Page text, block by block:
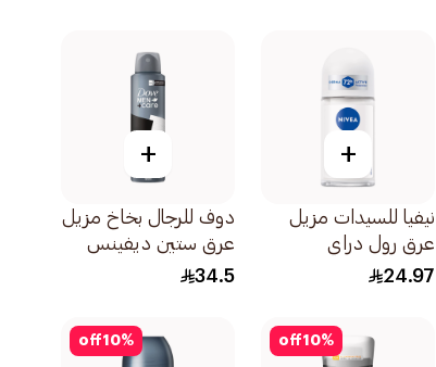
+
نيفيا للسيدات مزيل
عرق رول دراي
كومفورت 50مل
24.97
+
دوف للرجال بخاخ مزيل
عرق ستين ديفينس
150مل
34.5
10%
off
10%
off